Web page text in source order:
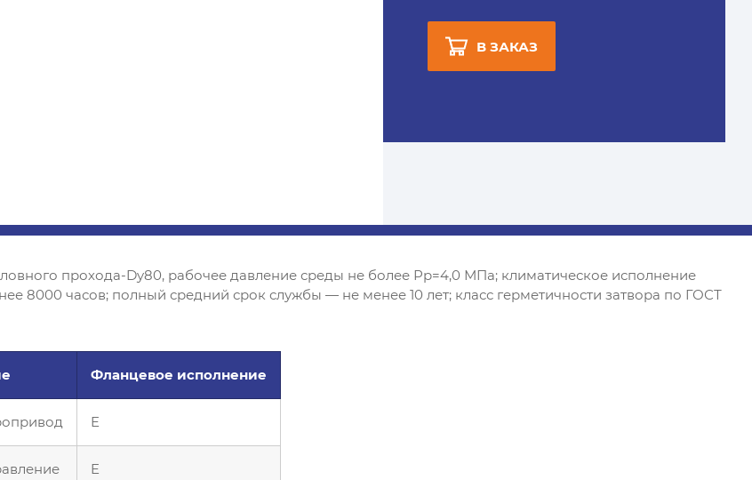
В ЗАКАЗ
прохода-Dy80, рабочее давление среды не более Рр=4,0 МПа; климатическое исполнение
8000 часов; полный средний срок службы — не менее 10 лет; класс герметичности затвора по ГОСТ
Фланцевое исполнение
E
E